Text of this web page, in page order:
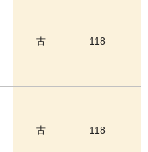
古 118
古 118